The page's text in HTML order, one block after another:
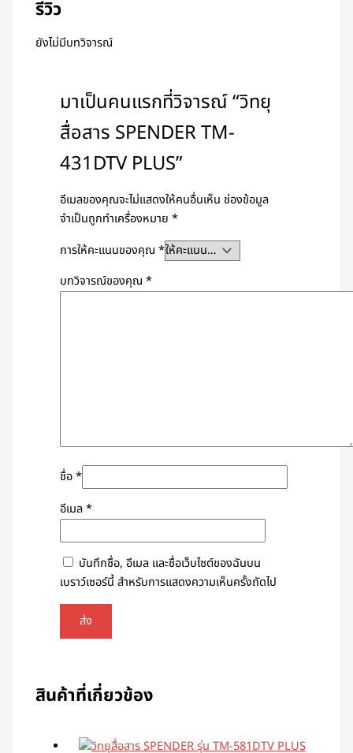
รีวิว
ยังไม่มีบทวิจารณ์
มาเป็นคนแรกที่วิจารณ์ “วิทยุ
สื่อสาร SPENDER TM-
431DTV PLUS”
อีเมลของคุณจะไม่แสดงให้คนอื่นเห็น ช่องข้อมูล
จำเป็นถูกทำเครื่องหมาย*
การให้คะแนนของคุณ*
บทวิจารณ์ของคุณ*
ชื่อ*
อีเมล*
บันทึกชื่อ, อีเมล และชื่อเว็บไซต์ของฉันบน
เบราว์เซอร์นี้ สำหรับการแสดงความเห็นครั้งถัดไป
สินค้าที่เกี่ยวข้อง